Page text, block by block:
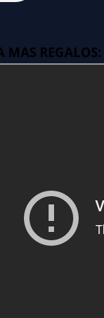
MAS REGALOS: